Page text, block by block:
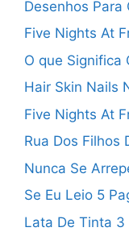
Desenhos Para
Five Nights At
O que Significa
Hair Skin Nails
Five Nights At
Rua Dos Filhos
Nunca Se
Se Eu Leio 5
Lata De Tinta